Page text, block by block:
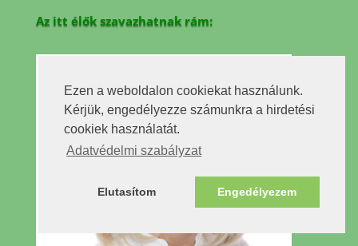
Ezen a weboldalon cookiekat használunk.
Kérjük, engedélyezze számunkra a hirdetési
cookiek használatát.
Adatvédelmi szabályzat
Elutasítom Engedélyezem
Az itt élők szavazhatnak rám: